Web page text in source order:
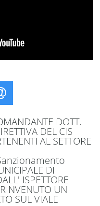
DOTT.
DEL CIS
AL SETTORE
DI
ISPETTORE
UN
SUL VIALE